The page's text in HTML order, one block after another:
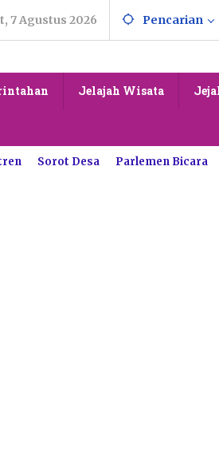
7 Agustus 2026 Pencarian
Jelajah Wisata
Sorot Desa Parlemen Bicara